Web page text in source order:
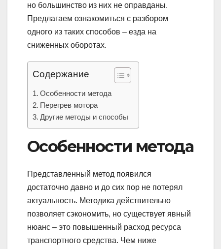
но большинство из них не оправданы.
Предлагаем ознакомиться с разбором
одного из таких способов – езда на
сниженных оборотах.
Содержание
Особенности метода
Перегрев мотора
Другие методы и способы
Особенности метода
Представленный метод появился
достаточно давно и до сих пор не потерял
актуальность. Методика действительно
позволяет сэкономить, но существует явный
нюанс – это повышенный расход ресурса
транспортного средства. Чем ниже